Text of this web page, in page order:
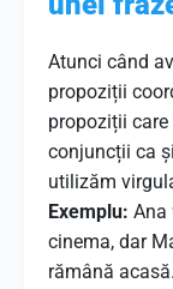
Atunci când
propoziții
propoziții
conjuncții ca
utilizăm
Exemplu: Ana
cinema, dar
rămână acasă.